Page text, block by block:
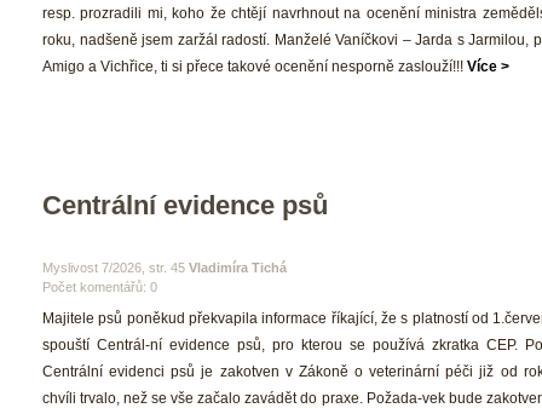
resp. prozradili mi, koho že chtějí navrhnout na ocenění ministra
roku, nadšeně jsem zaržál radostí. Manželé Vaníčkovi – Jarda s Jarmilou,
Amigo a Vichřice, ti si přece takové ocenění nesporně zaslouží!!! Více >
Centrální evidence psů
Myslivost 7/2026, str. 45 Vladimíra Tichá
Počet komentářů: 0
Majitele psů poněkud překvapila informace říkající, že s platností od
pouští Centrál-ní evidence psů, pro kterou se používá zkratka CEP.
Centrální evidenci psů je zakotven v Zákoně o veterinární péči již od
chvíli trvalo, než se vše začalo zavádět do praxe. Požada-vek bude